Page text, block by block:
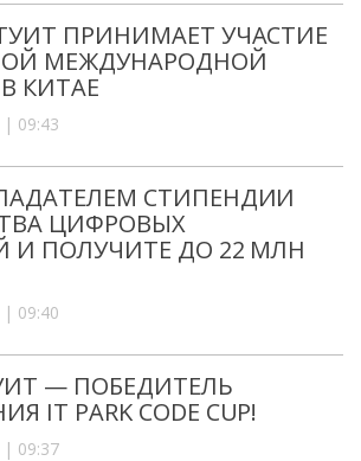
ПРИНИМАЕТ УЧАСТИЕ
МЕЖДУНАРОДНОЙ
КИТАЕ
09:43
СТИПЕНДИИ
ЦИФРОВЫХ
И ПОЛУЧИТЕ ДО 22 МЛН
09:40
— ПОБЕДИТЕЛЬ
IT PARK CODE CUP!
| 09:37